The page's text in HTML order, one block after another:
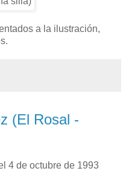
a la ilustración,
(El Rosal -
4 de octubre de 1993